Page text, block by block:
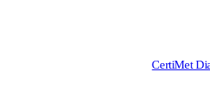
CertiMet